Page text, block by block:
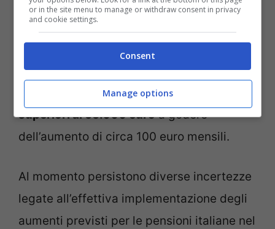
confermino con certezza gli incrementi
annunciati. Basandosi sulle informazioni
disponibili e sulle ipotesi correntemente in
discussione, sembra che saranno
soprattutto i pensionati con
superiori ai 55.000 euroa godere
dell’aumento di circa 100 euro mensili.
Al momento persistono diverse incertezze
legate all’effettiva implementazione degli
aumenti previsti per le pensioni italiane nel
or in the site menu to manage or withdraw consent in privacy
and cookie settings.
Consent
Manage options